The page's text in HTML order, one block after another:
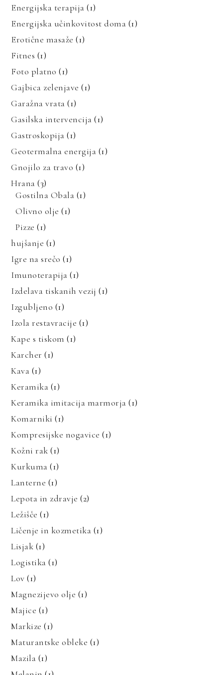
Energijska terapija (1)
Energijska učinkovitost doma (1)
Erotične masaže (1)
Fitnes (1)
Foto platno (1)
Gajbica zelenjave (1)
Garažna vrata (1)
Gasilska intervencija (1)
Gastroskopija (1)
Geotermalna energija (1)
Gnojilo za travo (1)
Hrana (3)
Gostilna Obala (1)
Olivno olje (1)
Pizze (1)
hujšanje (1)
Igre na srečo (1)
Imunoterapija (1)
Izdelava tiskanih vezij (1)
Izgubljeno (1)
Izola restavracije (1)
Kape s tiskom (1)
Karcher (1)
Kava (1)
Keramika (1)
Keramika imitacija marmorja (1)
Komarniki (1)
Kompresijske nogavice (1)
Kožni rak (1)
Kurkuma (1)
Lanterne (1)
Lepota in zdravje (2)
Ležišče (1)
Ličenje in kozmetika (1)
Lisjak (1)
Logistika (1)
Lov (1)
Magnezijevo olje (1)
Majice (1)
Markize (1)
Maturantske obleke (1)
Mazila (1)